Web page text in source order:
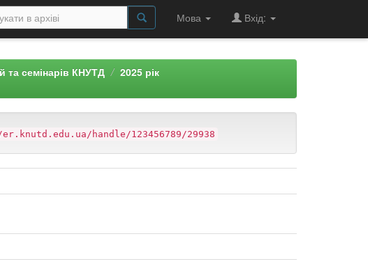
Мова Вхід:
та семінарів КНУТД
2025 рік
handle/123456789/29938